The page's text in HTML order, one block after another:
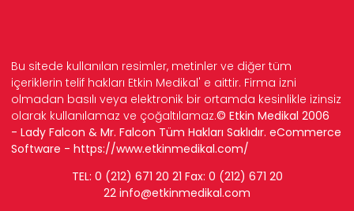
Bu sitede kullanılan resimler, metinler ve diğer tüm
içeriklerin telif hakları Etkin Medikal' e aittir. Firma izni
olmadan basılı veya elektronik bir ortamda kesinlikle izinsiz
olarak kullanılamaz ve çoğaltılamaz.© Etkin Medikal 2006
- Lady Falcon & Mr. Falcon Tüm Hakları Saklıdır. eCommerce
Software - https://www.etkinmedikal.com/
TEL: 0 (212) 671 20 21 Fax: 0 (212) 671 20
22 info@etkinmedikal.com